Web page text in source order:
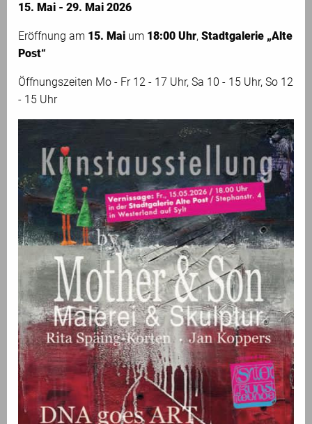
15. Mai - 29. Mai 2026
Eröffnung am 15. Mai um 18:00 Uhr, Stadtgalerie „Alte
Post“
Öffnungszeiten Mo - Fr 12 - 17 Uhr, Sa 10 - 15 Uhr, So 12
- 15 Uhr